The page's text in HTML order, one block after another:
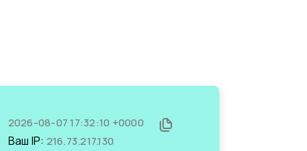
2026-08-07 17:32:10 +0000
Ваш IP: 216.73.217.130